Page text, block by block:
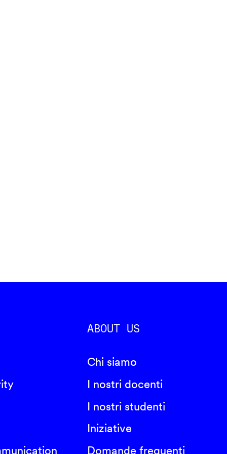
ABOUT US
Chi siamo
I nostri docenti
I nostri studenti
Iniziative
Domande frequenti